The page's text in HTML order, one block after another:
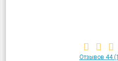
Отзывов 44